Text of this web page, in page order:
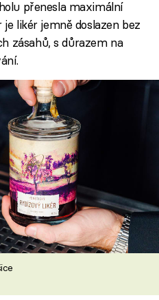
přenesla maximální
likér jemně doslazen bez
zásahů, s důrazem na